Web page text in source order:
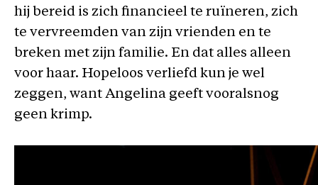
hij bereid is zich financieel te ruïneren, zich
te vervreemden van zijn vrienden en te
breken met zijn familie. En dat alles alleen
voor haar. Hopeloos verliefd kun je wel
zeggen, want Angelina geeft vooralsnog
geen krimp.